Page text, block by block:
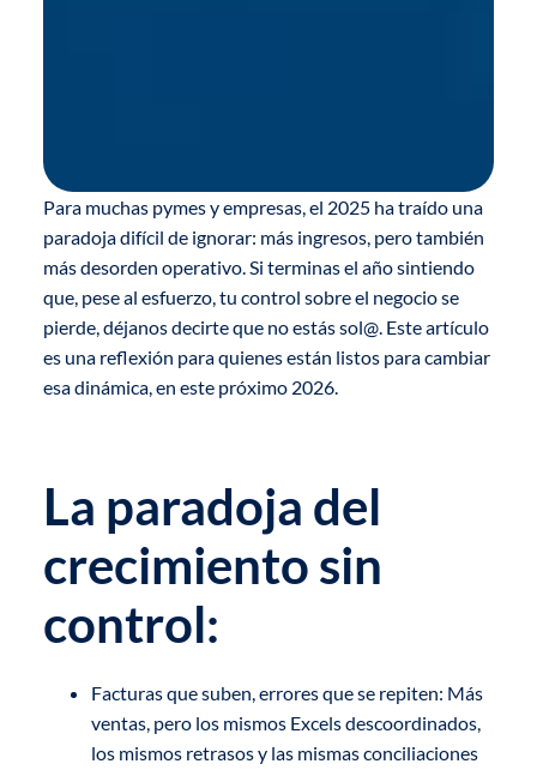
Para muchas pymes y empresas, el 2025 ha traído una
paradoja difícil de ignorar: más ingresos, pero también
más desorden operativo. Si terminas el año sintiendo
que, pese al esfuerzo, tu control sobre el negocio se
pierde, déjanos decirte que no estás sol@. Este artículo
es una reflexión para quienes están listos para cambiar
esa dinámica, en este próximo 2026.
La paradoja del
crecimiento sin
control:
Facturas que suben, errores que se repiten: Más
ventas, pero los mismos Excels descoordinados,
los mismos retrasos y las mismas conciliaciones